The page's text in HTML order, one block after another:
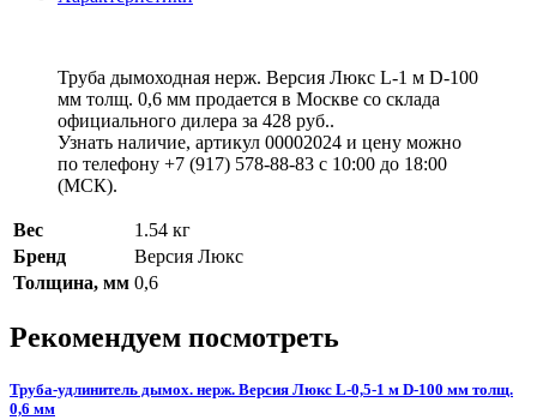
Труба дымоходная нерж. Версия Люкс L-1 м D-100
мм толщ. 0,6 мм продается в Москве со склада
официального дилера за 428 руб..
Узнать наличие, артикул 00002024 и цену можно
по телефону +7 (917) 578-88-83 с 10:00 до 18:00
(МСК).
Вес
1.54 кг
Бренд
Версия Люкс
Толщина, мм 0,6
Рекомендуем посмотреть
Труба-удлинитель дымох. нерж. Версия Люкс L-0,5-1 м D-100 мм толщ.
0,6 мм